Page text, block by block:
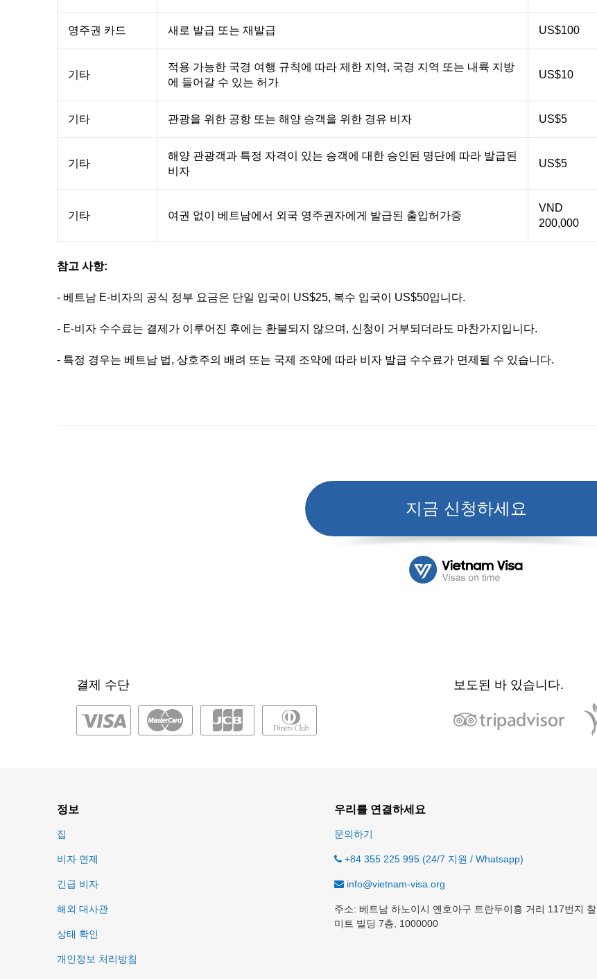
영주권 카드 새로 발급 또는 재발급 US$100
기타
적용 가능한 국경 여행 규칙에 따라 제한 지역, 국경 지역 또는 내륙 지방
에 들어갈 수 있는 허가
US$10
기타 관광을 위한 공항 또는 해양 승객을 위한 경유 비자 US$5
기타
해양 관광객과 특정 자격이 있는 승객에 대한 승인된 명단에 따라 발급된
비자
US$5
기타 여권 없이 베트남에서 외국 영주권자에게 발급된 출입허가증
VND
200,000
참고 사항:
- 베트남 E-비자의 공식 정부 요금은 단일 입국이 US$25, 복수 입국이 US$50입니다.
- E-비자 수수료는 결제가 이루어진 후에는 환불되지 않으며, 신청이 거부되더라도 마찬가지입니다.
- 특정 경우는 베트남 법, 상호주의 배려 또는 국제 조약에 따라 비자 발급 수수료가 면제될 수 있습니다.
지금 신청하세요
결제 수단 보도된 바 있습니다.
정보
집
비자 면제
긴급 비자
해외 대사관
상태 확인
개인정보 처리방침
우리를 연결하세요
문의하기
+84 355 225 995 (24/7 지원 / Whatsapp)
info@vietnam-visa.org
주소: 베트남 하노이시 옌호아구 트란두이흥 거리 117번지 찰
미트 빌딩 7층, 1000000